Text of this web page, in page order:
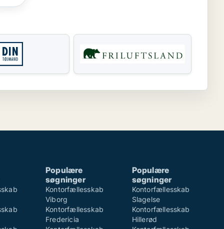
Populære
søgninger
Kontorfællesskab
Viborg
Kontorfællesskab
Fredericia
Populære
søgninger
Kontorfællesskab
Slagelse
Kontorfællesskab
Hillerød